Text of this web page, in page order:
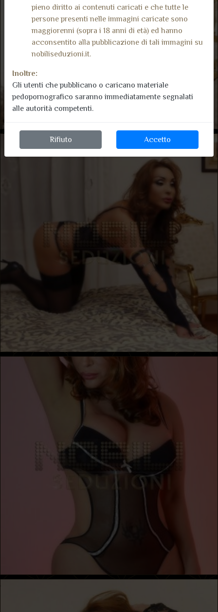
pieno diritto ai contenuti caricati e che tutte le
persone presenti nelle immagini caricate sono
maggiorenni (sopra i 18 anni di età) ed hanno
acconsentito alla pubblicazione di tali immagini su
nobiliseduzioni.it.
Inoltre:
Gli utenti che pubblicano o caricano materiale
pedopornografico saranno immediatamente segnalati
alle autorità competenti.
Rifiuto Accetto